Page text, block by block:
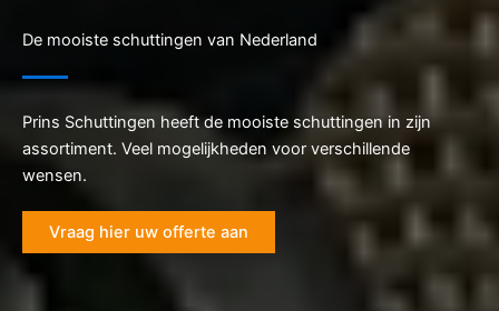
De mooiste schuttingen van Nederland
Prins Schuttingen heeft de mooiste schuttingen in zijn
assortiment. Veel mogelijkheden voor verschillende
wensen.
Vraag hier uw offerte aan